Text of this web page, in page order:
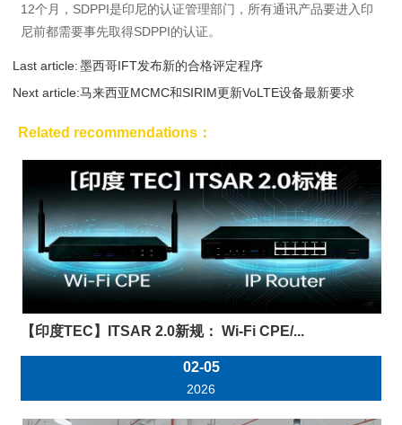
12个月，SDPPI是印尼的认证管理部门，所有通讯产品要进入印
尼前都需要事先取得SDPPI的认证。
Last article: 墨西哥IFT发布新的合格评定程序
Next article:马来西亚MCMC和SIRIM更新VoLTE设备最新要求
Related recommendations：
【印度TEC】ITSAR 2.0新规： Wi-Fi CPE/...
02-05
2026